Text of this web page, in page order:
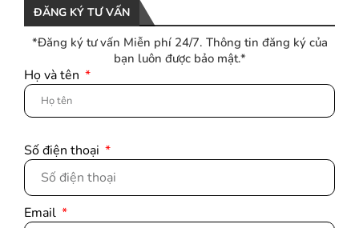
ĐĂNG KÝ TƯ VẤN
*Đăng ký tư vấn Miễn phí 24/7. Thông tin đăng ký của
bạn luôn được bảo mật.*
Họ và tên
Số điện thoại
Email